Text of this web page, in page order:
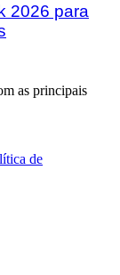
2026 para
as principais
de